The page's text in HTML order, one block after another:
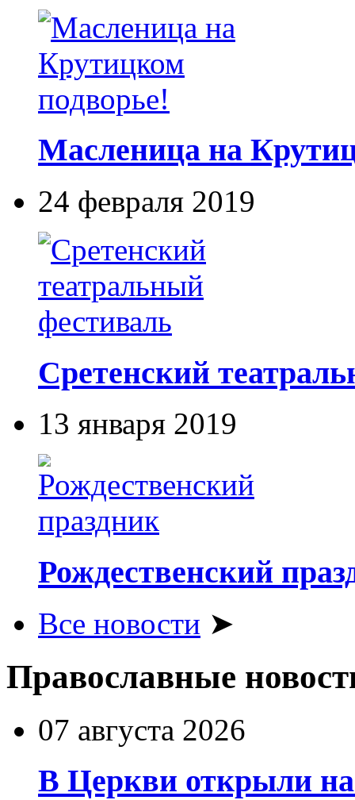
Масленица на
24 февраля 2019
Сретенский
13 января 2019
Рождественский
Все новости ➤
Православные
07 августа 2026
В Церкви открыли